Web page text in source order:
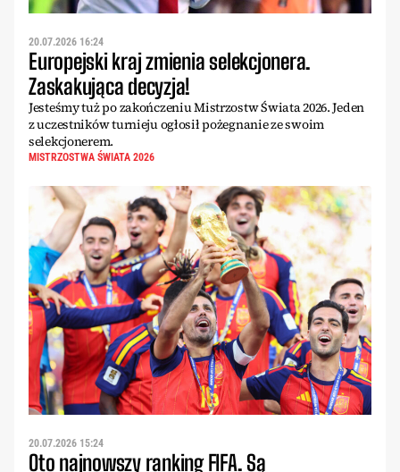
20.07.2026 16:24
Europejski kraj zmienia selekcjonera.
Zaskakująca decyzja!
Jesteśmy tuż po zakończeniu Mistrzostw Świata 2026. Jeden
z uczestników turnieju ogłosił pożegnanie ze swoim
selekcjonerem.
MISTRZOSTWA ŚWIATA 2026
20.07.2026 15:24
Oto najnowszy ranking FIFA. Są